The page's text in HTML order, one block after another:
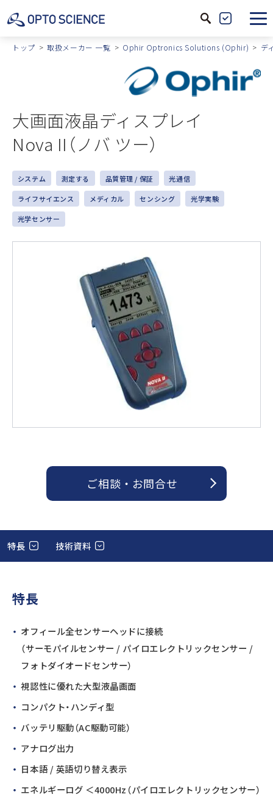
サ
イ
内
検
製
品
込
トップ 取扱メーカー 一覧 Ophir Optronics Solutions (Ophir) デ
大画面液晶ディスプレイ
Nova II（ノバ ツー）
システム 測定する 品質管理 / 保証 光通信
ライフサイエンス メディカル センシング 光学実験
光学センサー
ご相談 ・ お問合せ
特長 技術資料
特長
オフィール全センサーヘッドに接続
（サーモパイルセンサー / パイロエレクトリックセンサー /
フォトダイオードセンサー）
視認性に優れた大型液晶画面
コンパクト・ハンディ型
バッテリ駆動（AC駆動可能）
アナログ出力
日本語 / 英語切り替え表示
エネルギーログ ＜4000Hz（パイロエレクトリックセンサー）